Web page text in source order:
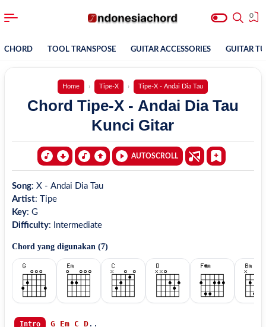
0
CHORD TOOL TRANSPOSE GUITAR ACCESSORIES GUITAR
Home Tipe-X Tipe-X - Andai Dia Tau
Chord Tipe-X - Andai Dia Tau
Kunci Gitar
AUTOSCROLL
Song: X - Andai Dia Tau
Artist:
Tipe
Key: G
Difficulty: Intermediate
Chord yang digunakan (7)
Intro G Em C D..